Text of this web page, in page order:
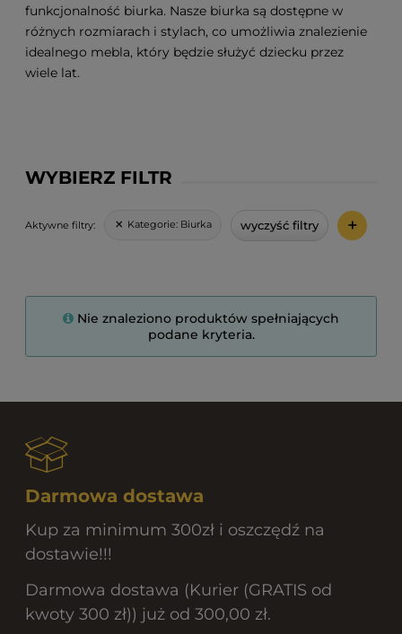
WYBIERZ FILTR
Aktywne filtry: Kategorie: Biurka wyczyść filtry +
Nie znaleziono produktów spełniających
podane kryteria.
funkcjonalność biurka. Nasze biurka są dostępne w
różnych rozmiarach i stylach, co umożliwia znalezienie
idealnego mebla, który będzie służyć dziecku przez
wiele lat.
Darmowa dostawa
Kup za minimum 300zł i oszczędź na
dostawie!!!
Darmowa dostawa (Kurier (GRATIS od
kwoty 300 zł)) już od 300,00 zł.